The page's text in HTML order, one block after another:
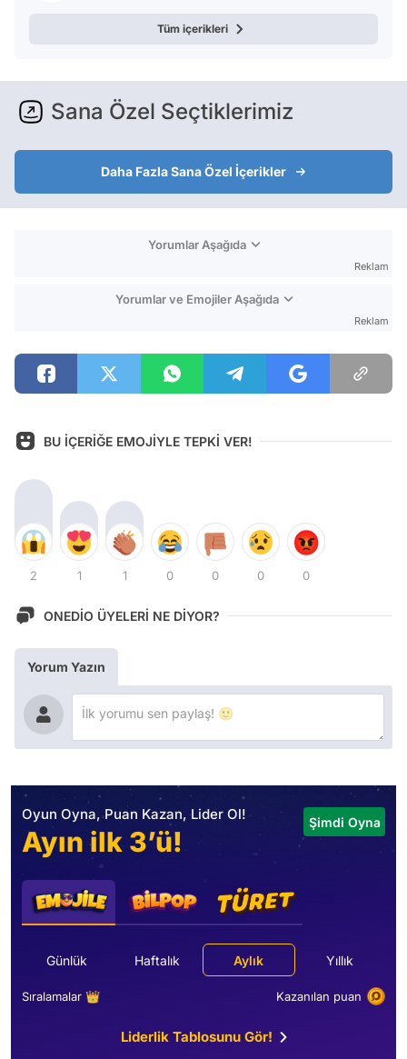
Tüm içerikleri
Sana Özel Seçtiklerimiz
Daha Fazla Sana Özel İçerikler
Yorumlar Aşağıda
Reklam
Yorumlar ve Emojiler Aşağıda
Reklam
BU İÇERİĞE EMOJİYLE TEPKİ VER!
2 1 1 0 0 0 0
ONEDİO ÜYELERİ NE DİYOR?
Yorum Yazın
Oyun Oyna, Puan Kazan, Lider Ol!
Ayın ilk 3’ü!
Şimdi Oyna
Günlük Haftalık Aylık Yıllık
Sıralamalar 👑 Kazanılan puan
Liderlik Tablosunu Gör!